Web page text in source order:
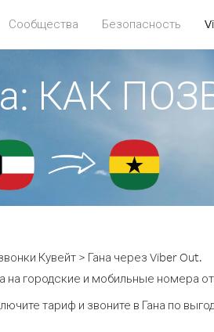
Сообщества Безопасность
КАК
Кувейт > Гана через Viber Out.
на городские и мобильные номера
тариф и звоните в Гана по